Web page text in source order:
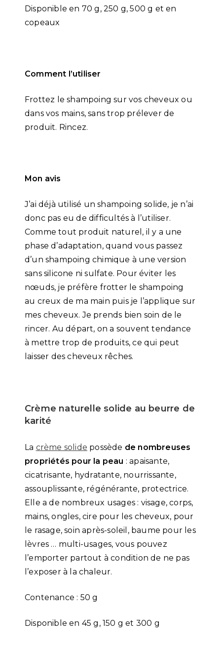
Disponible en 70 g, 250 g, 500 g et en
copeaux
Comment l’utiliser
Frottez le shampoing sur vos cheveux ou
dans vos mains, sans trop prélever de
produit. Rincez.
Mon avis
J’ai déjà utilisé un shampoing solide, je n’ai
donc pas eu de difficultés à l’utiliser.
Comme tout produit naturel, il y a une
phase d’adaptation, quand vous passez
d’un shampoing chimique à une version
sans silicone ni sulfate. Pour éviter les
nœuds, je préfère frotter le shampoing
au creux de ma main puis je l’applique sur
mes cheveux. Je prends bien soin de le
rincer. Au départ, on a souvent tendance
à mettre trop de produits, ce qui peut
laisser des cheveux rêches.
Crème naturelle solide au beurre de
karité
La crème solide possède de nombreuses
propriétés pour la peau : apaisante,
cicatrisante, hydratante, nourrissante,
assouplissante, régénérante, protectrice.
Elle a de nombreux usages : visage, corps,
mains, ongles, cire pour les cheveux, pour
le rasage, soin après-soleil, baume pour les
lèvres … multi-usages, vous pouvez
l’emporter partout à condition de ne pas
l’exposer à la chaleur.
Contenance : 50 g
Disponible en 45 g, 150 g et 300 g